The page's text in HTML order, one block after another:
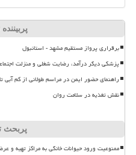
برقراری پرواز مستقیم مشهد - استانبول
پزشکی دیگر درآمد، رضایت شغلی و منزلت
راهنمای حضور ایمن در مراسم طولانی از کم آبی
نقش تغذیه در سلامت روان
پربحث
ممنوعیت ورود حیوانات خانگی به مراکز تهیه و